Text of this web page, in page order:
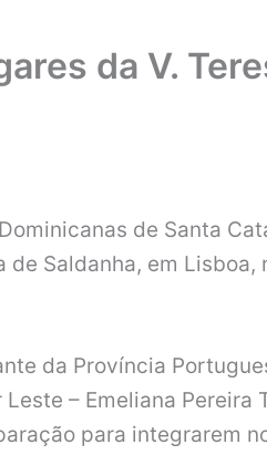
da V.
de Santa
de Saldanha, em
da Província
– Emeliana Pereira
para integrarem